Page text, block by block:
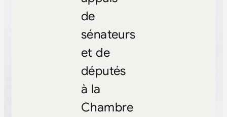
de
sénateurs
et de
députés
à la
Chambre